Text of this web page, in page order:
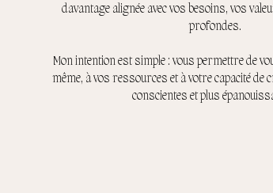
davantage alignée avec vos besoins, vos
profondes.
Mon intention est simple : vous permettre de
même, à vos ressources et à votre capacité de
conscientes et plus